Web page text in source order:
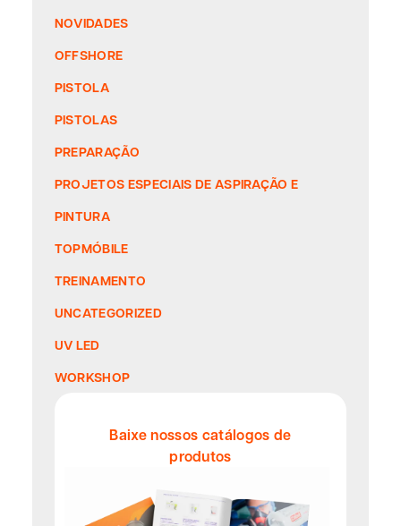
NOVIDADES
OFFSHORE
PISTOLA
PISTOLAS
PREPARAÇÃO
PROJETOS ESPECIAIS DE ASPIRAÇÃO E
PINTURA
TOPMÓBILE
TREINAMENTO
UNCATEGORIZED
UV LED
WORKSHOP
Baixe nossos catálogos de
produtos